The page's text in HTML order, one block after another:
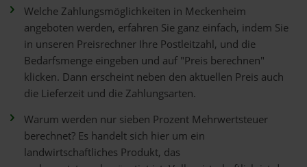
Welche Zahlungsmöglichkeiten in Meckenheim
angeboten werden, erfahren Sie ganz einfach, indem Sie
in unseren Preisrechner Ihre Postleitzahl, und die
Bedarfsmenge eingeben und auf "Preis berechnen"
klicken. Dann erscheint neben den aktuellen Preis auch
die Lieferzeit und die Zahlungsarten.
Warum werden nur sieben Prozent Mehrwertsteuer
berechnet? Es handelt sich hier um ein
landwirtschaftliches Produkt, das